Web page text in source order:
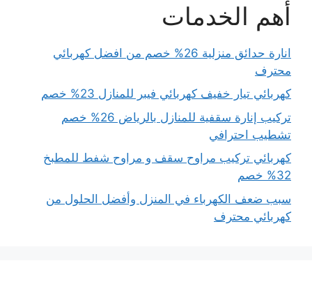
أهم الخدمات
انارة حدائق منزلية 26% خصم من افضل كهربائي
محترف
كهربائي تيار خفيف كهربائي فيبر للمنازل 23% خصم
تركيب إنارة سقفية للمنازل بالرياض 26% خصم
تشطيب احترافي
كهربائي تركيب مراوح سقف و مراوح شفط للمطبخ
32% خصم
سبب ضعف الكهرباء في المنزل وأفضل الحلول من
كهربائي محترف